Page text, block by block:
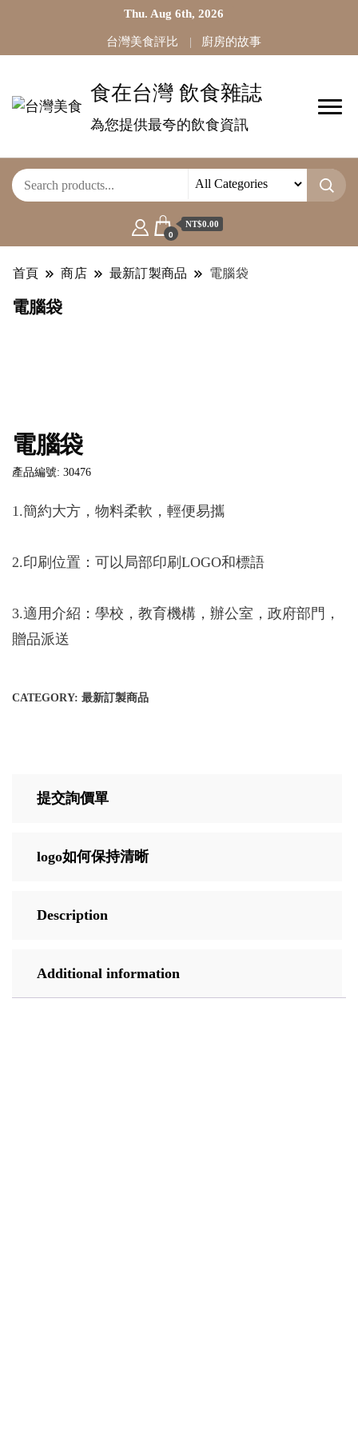
Thu. Aug 6th, 2026
台灣美食評比 廚房的故事
食在台灣 飲食雜誌
為您提供最夸的飲食資訊
0
NT$0.00
首頁 商店 最新訂製商品 電腦袋
電腦袋
電腦袋
產品編號: 30476
1.簡約大方，物料柔軟，輕便易攜
2.印刷位置：可以局部印刷LOGO和標語
3.適用介紹：學校，教育機構，辦公室，政府部門，
贈品派送
CATEGORY: 最新訂製商品
提交詢價單
logo如何保持清晰
Description
Additional information